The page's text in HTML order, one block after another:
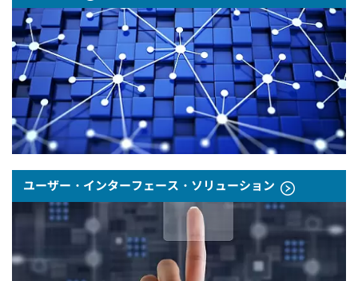
ユーザー・インターフェース・ソリューション